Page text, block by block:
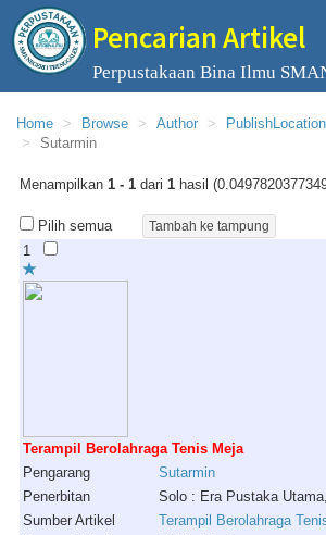
Pencarian Artikel
Perpustakaan Bina Ilmu
Home Browse Author PublishLocation
Sutarmin
Menampilkan 1 - 1 dari 1 hasil
Pilih semua
1
Terampil Berolahraga Tenis Meja
Pengarang
Sutarmin
Penerbitan
Solo : Era Pustaka
Sumber Artikel
Terampil Berolahraga